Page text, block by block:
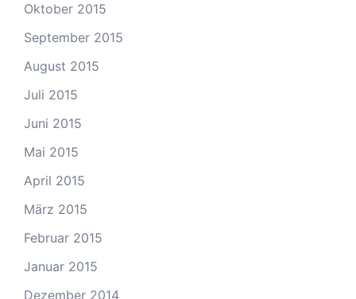
Oktober 2015
September 2015
August 2015
Juli 2015
Juni 2015
Mai 2015
April 2015
März 2015
Februar 2015
Januar 2015
Dezember 2014